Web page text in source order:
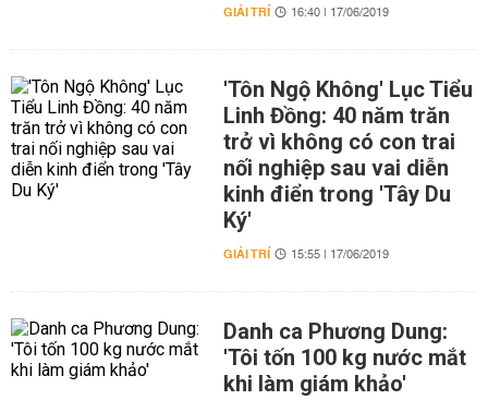
GIẢI TRÍ 16:40 | 17/06/2019
'Tôn Ngộ Không' Lục Tiểu
Linh Đồng: 40 năm trăn
trở vì không có con trai
nối nghiệp sau vai diễn
kinh điển trong 'Tây Du
Ký'
GIẢI TRÍ 15:55 | 17/06/2019
Danh ca Phương Dung:
'Tôi tốn 100 kg nước mắt
khi làm giám khảo'